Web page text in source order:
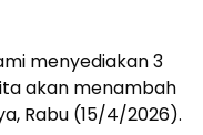
menyediakan 3
akan menambah
Rabu (15/4/2026).